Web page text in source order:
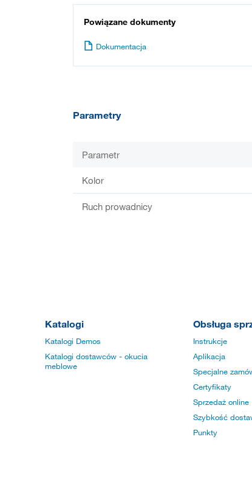
Powiązane dokumenty
Dokumentacja
Parametry
Parametr
Kolor
Ruch prowadnicy
Katalogi
Katalogi Demos
Katalogi dostawców - okucia
meblowe
Obsługa
Instrukcje
Aplikacja
Specjalne
Certyfikaty
Sprzedaż online
Szybkość
Punkty